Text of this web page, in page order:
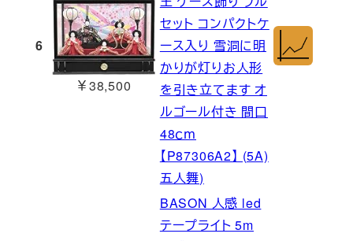
6
￥38,500
セット コンパクトケ
ース入り 雪洞に明
かりが灯りお人形
を引き立てます オ
ルゴール付き 間口
48ｃｍ
【P87306A2】 (5A)
五人舞)
BASON 人感 led
テープライト 5m